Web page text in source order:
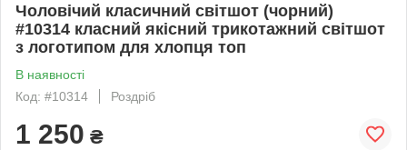
Чоловічий класичний світшот (чорний)
#10314 класний якісний трикотажний світшот
з логотипом для хлопця топ
В наявності
Код: #10314
Роздріб
1 250 ₴